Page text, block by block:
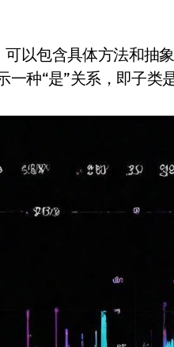
以包含具体方法和抽
种“是”关系，即子类